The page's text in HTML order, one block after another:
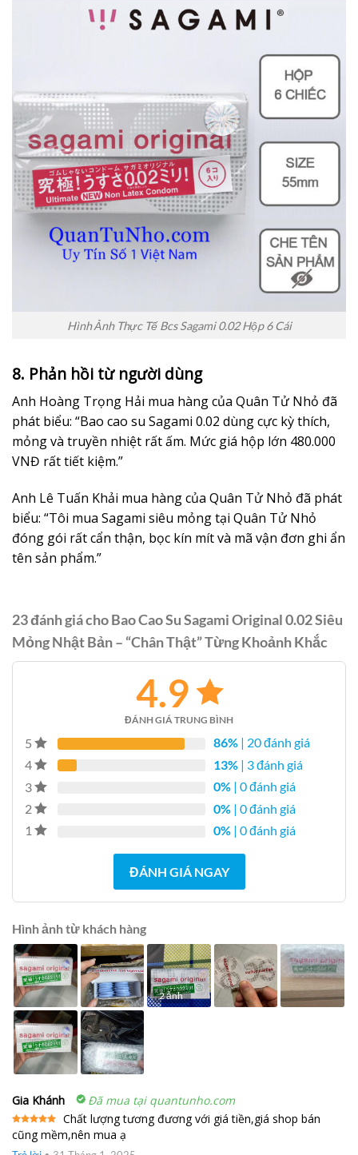
Hình Ảnh Thực Tế Bcs Sagami 0.02 Hộp 6 Cái
8. Phản hồi từ người dùng
Anh Hoàng Trọng Hải mua hàng của Quân Tử Nhỏ đã
phát biểu: “Bao cao su Sagami 0.02 dùng cực kỳ thích,
mỏng và truyền nhiệt rất ấm. Mức giá hộp lớn 480.000
VNĐ rất tiết kiệm.”
Anh Lê Tuấn Khải mua hàng của Quân Tử Nhỏ đã phát
biểu: “Tôi mua Sagami siêu mỏng tại Quân Tử Nhỏ
đóng gói rất cẩn thận, bọc kín mít và mã vận đơn ghi ẩn
tên sản phẩm.”
23 đánh giá choBao Cao Su Sagami Original 0.02 Siêu
Mỏng Nhật Bản – “Chân Thật” Từng Khoảnh Khắc
4.9
ĐÁNH GIÁ TRUNG BÌNH
5 86% | 20 đánh giá
4
13% | 3 đánh giá
3
0% | 0 đánh giá
2
0% | 0 đánh giá
1
0% | 0 đánh giá
ĐÁNH GIÁ NGAY
Hình ảnh từ khách hàng
2 ảnh
Gia Khánh Đã mua tại quantunho.com
Được xếp
hạng5 5
sao
Chất lượng tương đương với giá tiền,giá shop bán
cũng mềm,nên mua ạ